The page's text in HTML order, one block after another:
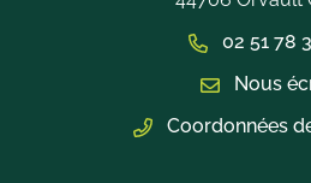
02 51 78
Nous
Coordonnées